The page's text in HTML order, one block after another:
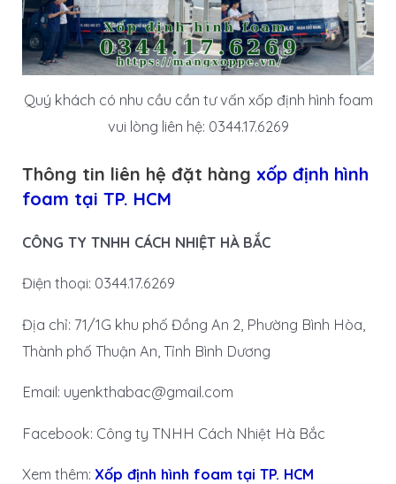
Quý khách có nhu cầu cần tư vấn xốp định hình foam
vui lòng liên hệ: 0344.17.6269
Thông tin liên hệ đặt hàng xốp định hình
foam tại TP. HCM
CÔNG TY TNHH CÁCH NHIỆT HÀ BẮC
Điện thoại: 0344.17.6269
Địa chỉ: 71/1G khu phố Đồng An 2, Phường Bình Hòa,
Thành phố Thuận An, Tỉnh Bình Dương
Email: uyenkthabac@gmail.com
Facebook: Công ty TNHH Cách Nhiệt Hà Bắc
Xem thêm: Xốp định hình foam tại TP. HCM